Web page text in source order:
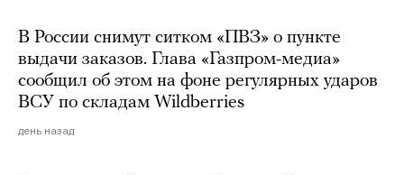
В России снимут ситком «ПВЗ» о пункте
выдачи заказов. Глава «Газпром-медиа»
сообщил об этом на фоне регулярных ударов
ВСУ по складам Wildberries
день назад